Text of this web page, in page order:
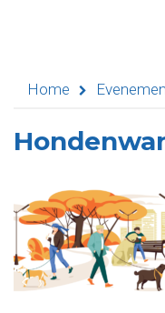
Navigation
Evenementen
Didactische
activiteiten
Home